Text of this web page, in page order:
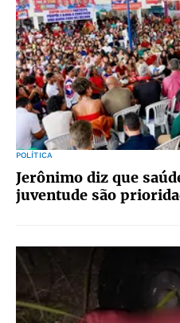
POLÍTICA
Jerônimo diz que
juventude são